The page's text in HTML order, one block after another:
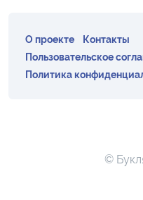
О проекте
Контакты
Пользовательское
Политика
©